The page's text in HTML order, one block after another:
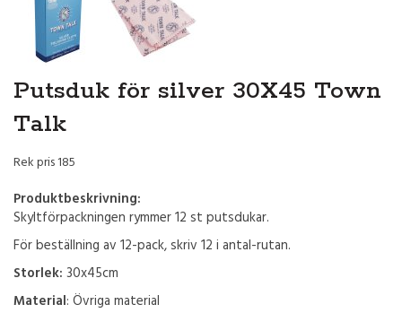
Putsduk för silver 30X45 Town
Talk
Rek pris 185
Produktbeskrivning:
Skyltförpackningen rymmer 12 st putsdukar.
För beställning av 12-pack, skriv 12 i antal-rutan.
Storlek: 30x45cm
Material: Övriga material